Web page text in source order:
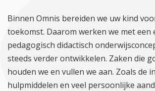
Binnen Omnis bereiden we uw kind
toekomst. Daarom werken we met een
pedagogisch didactisch
steeds verder ontwikkelen. Zaken die
houden we en vullen we aan. Zoals de
hulpmiddelen en veel persoonlijke